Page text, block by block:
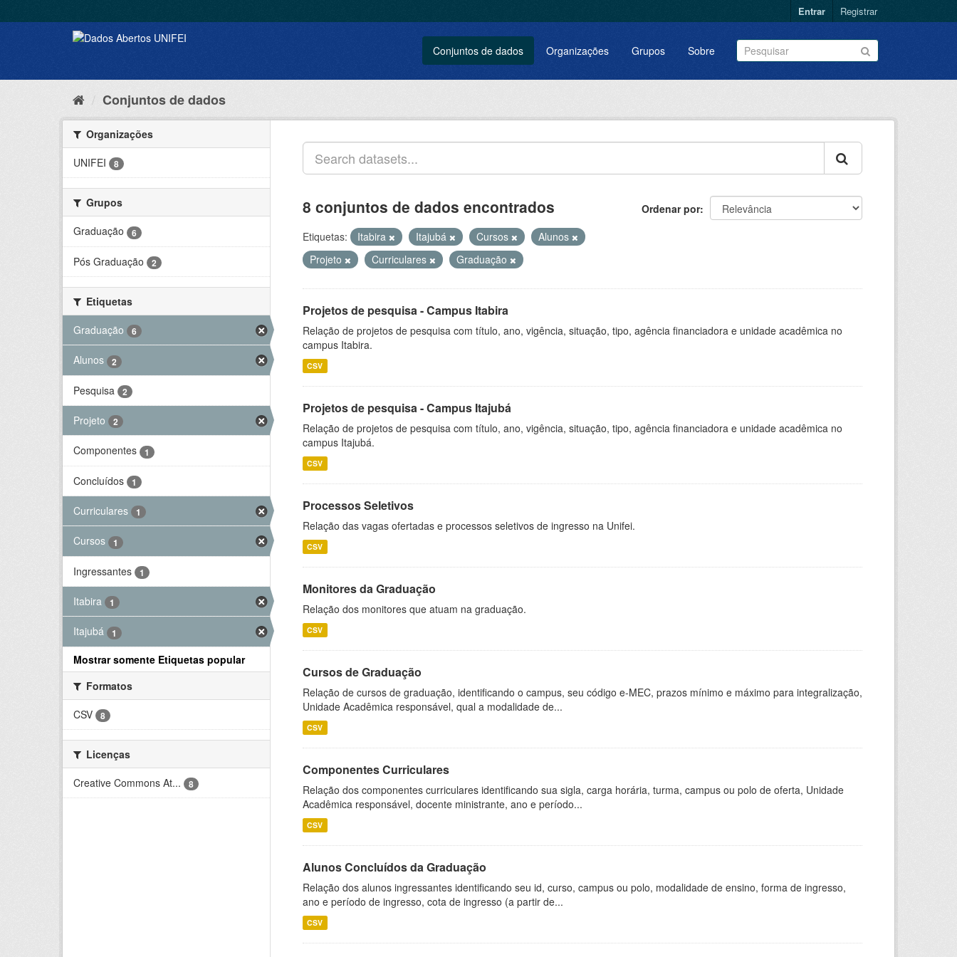
Entrar Registrar
Conjuntos de dados Organizações Grupos Sobre
Conjuntos de dados
Organizações
UNIFEI
8
Grupos
Graduação
6
Pós Graduação 2
Etiquetas
Graduação
6
Alunos 2
Pesquisa 2
Projeto 2
Componentes 1
Concluídos 1
Curriculares 1
Cursos 1
Ingressantes 1
Itabira 1
Itajubá 1
Mostrar somente Etiquetas popular
Formatos
CSV
8
Licenças
Creative Commons At...
8
Ordenar por
8 conjuntos de dados encontrados
Etiquetas: Itabira Itajubá Cursos
Alunos
Projeto
Curriculares Graduação
Projetos de pesquisa - Campus Itabira
Relação de projetos de pesquisa com título, ano, vigência, situação, tipo, agência financiadora e unidade acadêmica no
campus Itabira.
CSV
Projetos de pesquisa - Campus Itajubá
Relação de projetos de pesquisa com título, ano, vigência, situação, tipo, agência financiadora e unidade acadêmica no
campus Itajubá.
CSV
Processos Seletivos
Relação das vagas ofertadas e processos seletivos de ingresso na Unifei.
CSV
Monitores da Graduação
Relação dos monitores que atuam na graduação.
CSV
Cursos de Graduação
Relação de cursos de graduação, identificando o campus, seu código e-MEC, prazos mínimo e máximo para integralização,
Unidade Acadêmica responsável, qual a modalidade de...
CSV
Componentes Curriculares
Relação dos componentes curriculares identificando sua sigla, carga horária, turma, campus ou polo de oferta, Unidade
Acadêmica responsável, docente ministrante, ano e período...
CSV
Alunos Concluídos da Graduação
Relação dos alunos ingressantes identificando seu id, curso, campus ou polo, modalidade de ensino, forma de ingresso,
ano e período de ingresso, cota de ingresso (a partir de...
CSV